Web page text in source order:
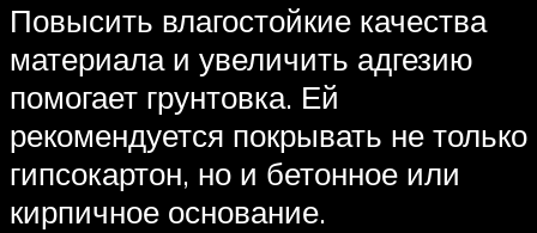
Повысить влагостойкие качества
материала и увеличить адгезию
помогает грунтовка. Ей
рекомендуется покрывать не только
гипсокартон, но и бетонное или
кирпичное основание.